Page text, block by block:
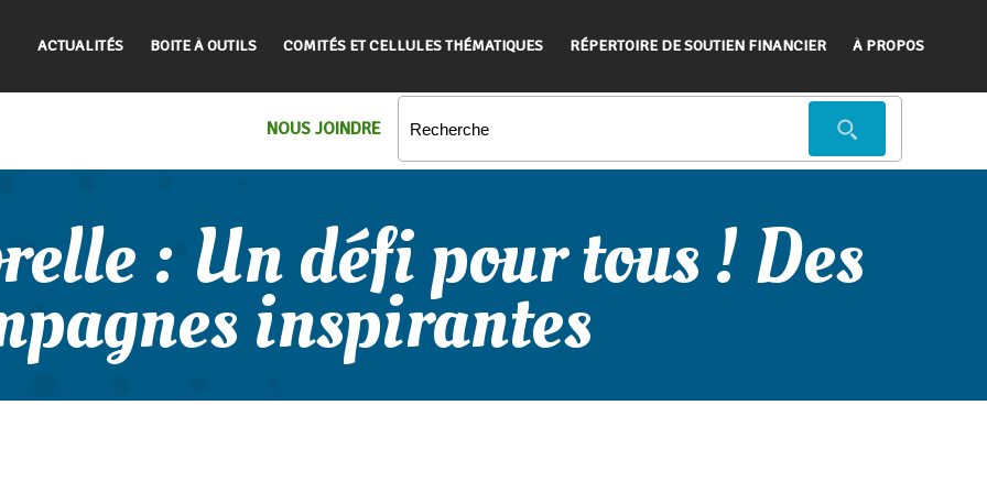
ACTUALITÉS BOITE À OUTILS COMITÉS ET CELLULES THÉMATIQUES RÉPERTOIRE DE SOUTIEN FINANCIER À PROPOS
NOUS JOINDRE
: Un défi pour tous ! Des
inspirantes